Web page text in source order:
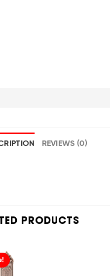
REVIEWS (0)
PRODUCTS